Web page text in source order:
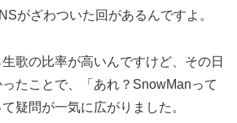
がざわついた回があるんですよ。
歌の比率が高いんですけど、その日
たことで、「あれ？SnowManって
疑問が一気に広がりました。